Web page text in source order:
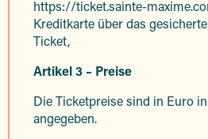
https://ticket.sainte-
Kreditkarte über das
Ticket,
Artikel 3 – Preise
Die Ticketpreise sind in Euro
angegeben.